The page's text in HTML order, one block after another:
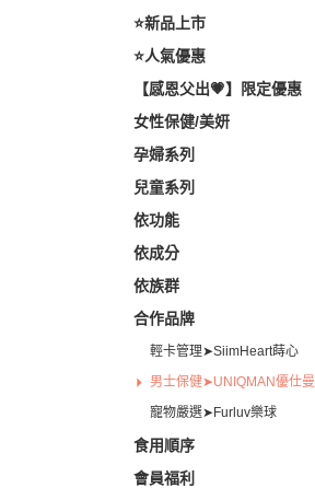
⭐新品上市
⭐人氣優惠
【感恩父出💗】限定優惠
女性保健/美妍
孕婦系列
兒童系列
依功能
依成分
依族群
合作品牌
輕卡管理➤SiimHeart蒔心
男士保健➤UNIQMAN優仕曼
寵物嚴選➤Furluv樂球
食用順序
會員福利